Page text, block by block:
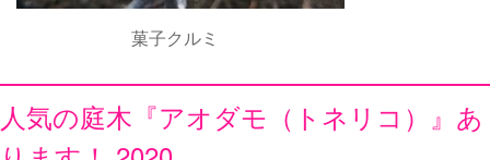
菓子クルミ
人気の庭木『アオダモ（トネリコ）』あ